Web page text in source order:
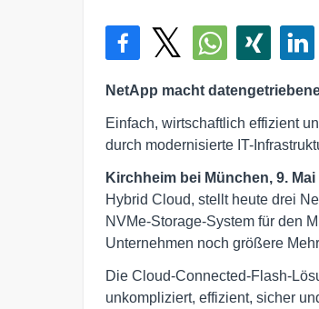
NetApp macht
Einfach, wirtschaftlich effizient
durch modernisierte IT-
Kirchheim bei München, 9. Mai
Hybrid Cloud, stellt heute drei
NVMe-Storage-System für den
Unternehmen noch größere
Die Cloud-Connected-Flash-
unkompliziert, effizient, sicher